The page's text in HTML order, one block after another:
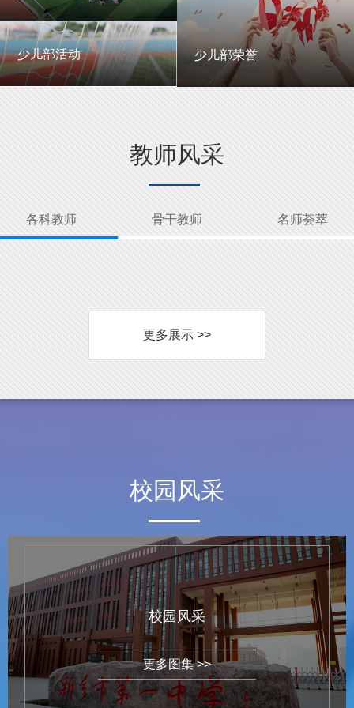
少儿部简介
少儿部活动
少儿部活动
少儿部荣誉
少儿部荣誉
教师风采
各科教师 骨干教师 名师荟萃
更多展示 >>
校园风采
校园风采
更多图集 >>